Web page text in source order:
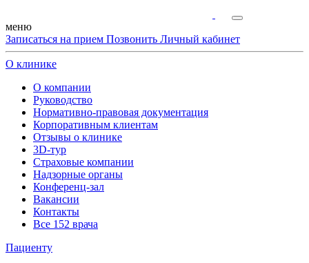
меню
Записаться на прием Позвонить Личный кабинет
О клинике
О компании
Руководство
Нормативно-правовая документация
Корпоративным клиентам
Отзывы о клинике
3D-тур
Страховые компании
Надзорные органы
Конференц-зал
Вакансии
Контакты
Все 152 врача
Пациенту